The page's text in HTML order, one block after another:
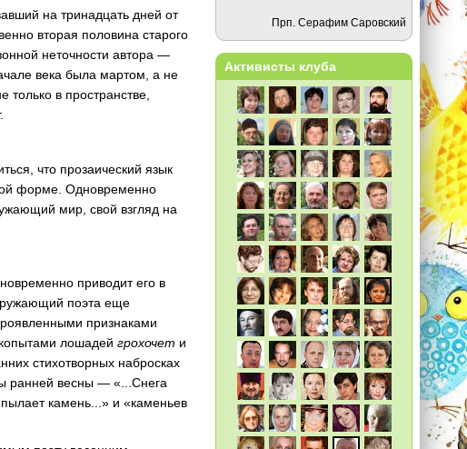
на тринадцать дней от
вторая половина старого
неточности автора —
века была мартом, а не
только в пространстве,
что прозаический язык
форме. Одновременно
мир, свой взгляд на
приводит его в
поэта еще
признаками
копытами лошадейгрохочет и
стихотворных набросках
ранней весны — «...Снега
камень...» и «каменьев
Прп. Серафим Саровский
Активисты клуба